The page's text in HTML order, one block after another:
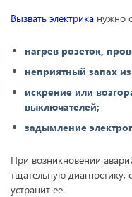
Вызвать электрика нужно
нагрев розеток,
неприятный запах
искрение или
выключателей;
задымление
При возникновении
тщательную
устранит ее.